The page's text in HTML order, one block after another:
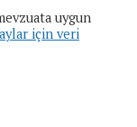
uygun
için veri